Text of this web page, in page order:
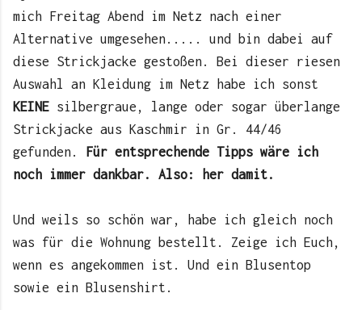
mich Freitag Abend im Netz nach einer
Alternative umgesehen..... und bin dabei auf
diese Strickjacke gestoßen. Bei dieser riesen
Auswahl an Kleidung im Netz habe ich sonst
KEINE silbergraue, lange oder sogar überlange
Strickjacke aus Kaschmir in Gr. 44/46
gefunden.
Für entsprechende Tipps wäre ich
noch immer dankbar. Also: her damit.
Und weils so schön war, habe ich gleich noch
was für die Wohnung bestellt. Zeige ich Euch,
wenn es angekommen ist. Und ein Blusentop
sowie ein Blusenshirt.